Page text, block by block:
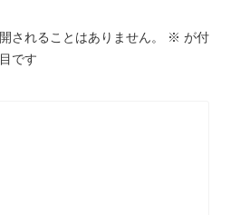
されることはありません。 ※ が付
です